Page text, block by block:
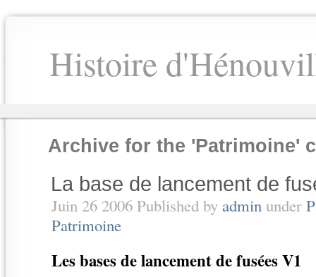
Histoire
Archive for the 'Patrimoine'
La base de lancement de
Juin 26 2006 Published by admin under
Patrimoine
Les bases de lancement de fusées V1